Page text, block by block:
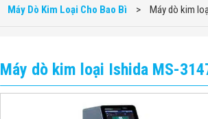
Máy Dò Kim Loại Cho Bao Bì > Máy dò kim
Máy dò kim loại Ishida MS-